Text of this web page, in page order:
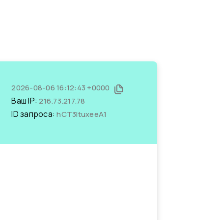
2026-08-06 16:12:43 +0000
Ваш IP:216.73.217.78
ID запроса:hCT3ItuxeeA1